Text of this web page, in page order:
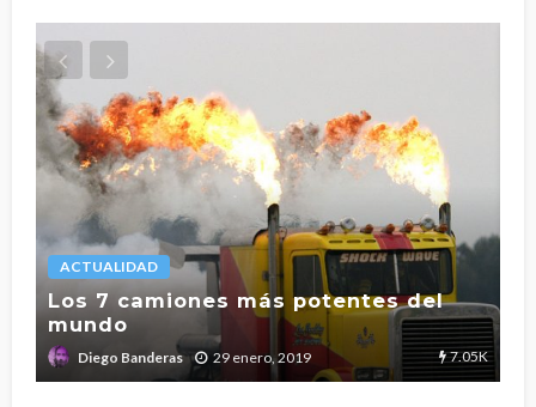
ACTUALIDAD
Los 7 camiones más potentes del
mundo
Diego Banderas 29 enero, 2019 7.05K